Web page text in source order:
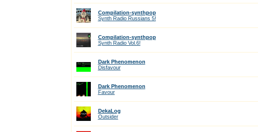
Compilation-synthpop
Synth Radio Russians 5!
Compilation-synthpop
Synth Radio Vol.6!
Dark Phenomenon
Disfavour
Dark Phenomenon
Favour
DekaLog
Outsider